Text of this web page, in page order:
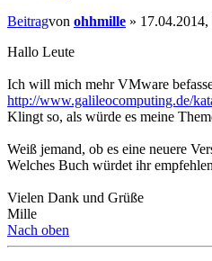
Beitragvon ohhmille » 17.04.2014,
Hallo Leute
Ich will mich mehr VMware
http://www.galileocomputing.de/
Klingt so, als würde es meine
Weiß jemand, ob es eine neuere
Welches Buch würdet ihr
Vielen Dank und Grüße
Mille
Nach oben